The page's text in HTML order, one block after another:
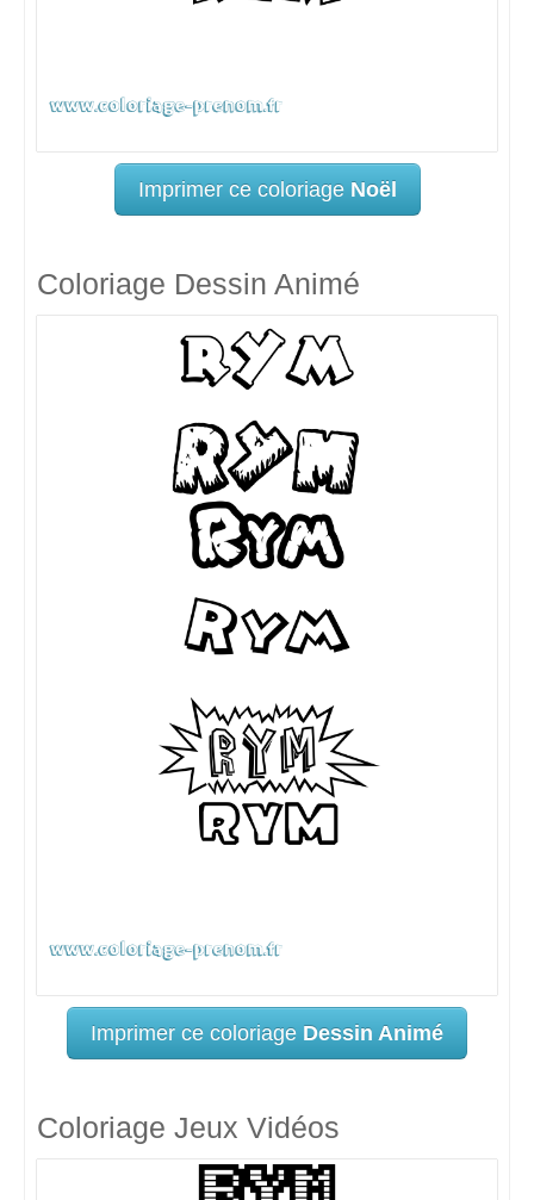
Imprimer ce coloriage Noël
Coloriage Dessin Animé
Imprimer ce coloriage Dessin Animé
Coloriage Jeux Vidéos